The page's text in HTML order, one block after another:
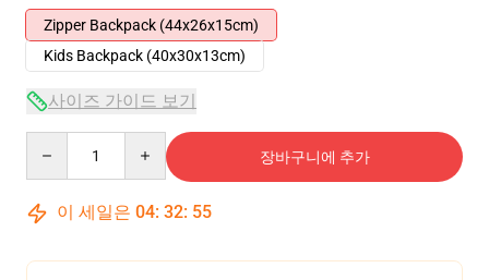
Zipper Backpack (44x26x15cm)
Kids Backpack (40x30x13cm)
사이즈 가이드 보기
장바구니에 추가
이 세일은 04: 32: 54